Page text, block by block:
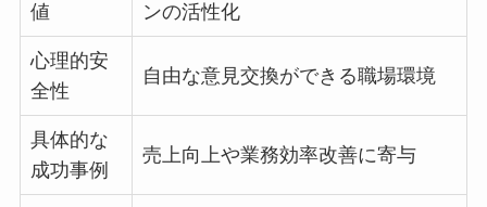
値
ンの活性化
心理的安
全性
自由な意見交換ができる職場環境
具体的な
成功事例
売上向上や業務効率改善に寄与